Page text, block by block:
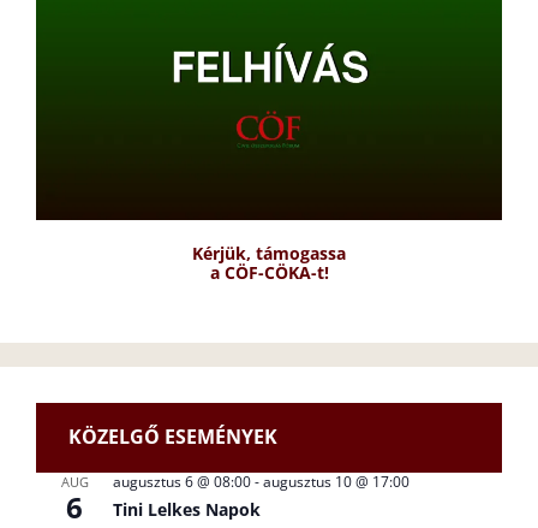
Kérjük, támogassa
a CÖF-CÖKA-t!
KÖZELGŐ ESEMÉNYEK
AUG
6
augusztus 6 @ 08:00-augusztus 10 @ 17:00
Tini Lelkes Napok